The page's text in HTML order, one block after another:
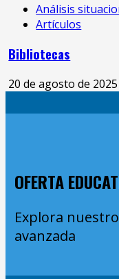
Análisis
Artículos
Bibliotecas
20 de agosto de 2025
OFERTA
Explora
avanzada